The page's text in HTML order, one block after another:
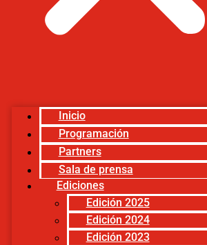
Inicio
Programación
Partners
Sala de prensa
Ediciones
Edición 2025
Edición 2024
Edición 2023